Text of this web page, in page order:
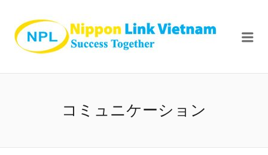
コミュニケーション